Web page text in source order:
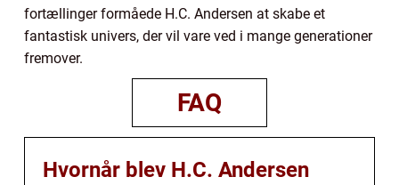
fortællinger formåede H.C. Andersen at skabe et
fantastisk univers, der vil vare ved i mange generationer
fremover.
FAQ
Hvornår blev H.C. Andersen